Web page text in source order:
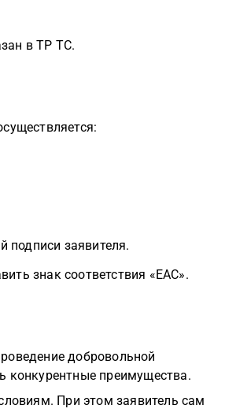
в ТР ТС.
подписи заявителя.
знак соответствия «ЕАС».
добровольной
конкурентные преимущества.
При этом заявитель сам